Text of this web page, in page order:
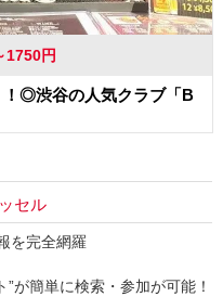
1750円
◎渋谷の人気クラブ「B
セル
を完全網羅
が簡単に検索・参加が可能！